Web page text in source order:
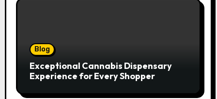
Blog
Exceptional Cannabis Dispensary
Experience for Every Shopper